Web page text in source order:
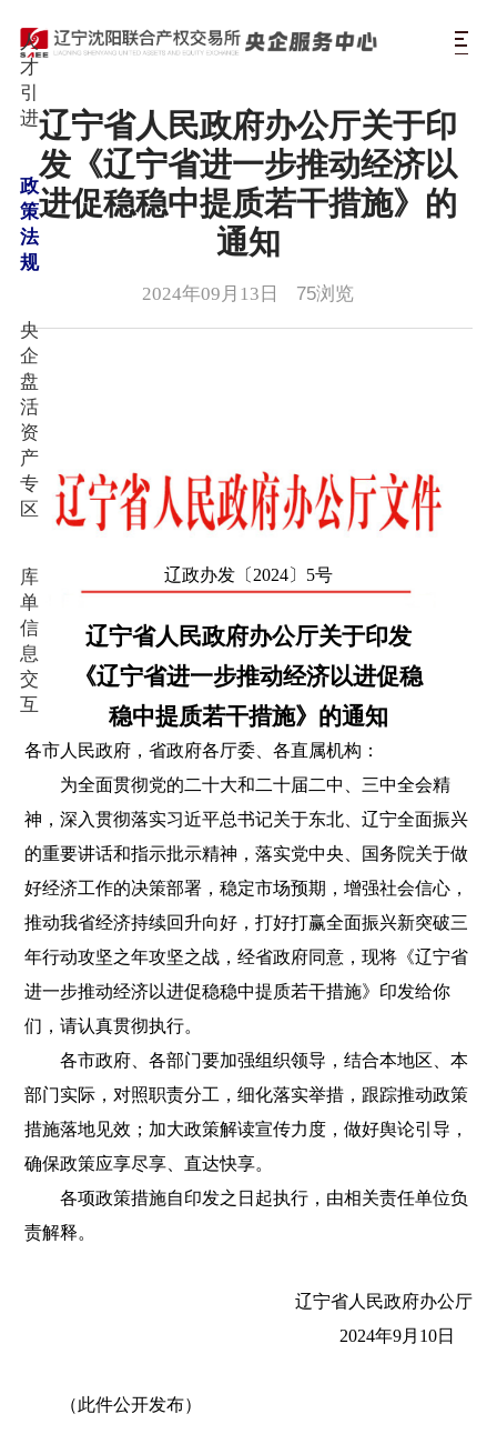
人
才
引
进
政
策
法
规
央
企
盘
活
资
产
专
区
库
单
信
息
交
互
辽宁省人民政府办公厅关于印
发《辽宁省进一步推动经济以
进促稳稳中提质若干措施》的
通知
2024年09月13日 75浏览
辽政办发〔 2024〕5号
辽宁省人民政府办公厅关于印发
《辽宁省进一步推动经济以进促稳
稳中提质若干措施》的通知
各市人民政府，省政府各厅委、各直属机构：
为全面贯彻党的二十大和二十届二中、三中全会精
神，深入贯彻落实习近平总书记关于东北、辽宁全面振兴
的重要讲话和指示批示精神，落实党中央、国务院关于做
好经济工作的决策部署，稳定市场预期，增强社会信心，
推动我省经济持续回升向好，打好打赢全面振兴新突破三
年行动攻坚之年攻坚之战，经省政府同意，现将《辽宁省
进一步推动经济以进促稳稳中提质若干措施》印发给你
们，请认真贯彻执行。
各市政府、各部门要加强组织领导，结合本地区、本
部门实际，对照职责分工，细化落实举措，跟踪推动政策
措施落地见效；加大政策解读宣传力度，做好舆论引导，
确保政策应享尽享、直达快享。
各项政策措施自印发之日起执行，由相关责任单位负
责解释。
辽宁省人民政府办公厅
2024年9月10日
（此件公开发布）